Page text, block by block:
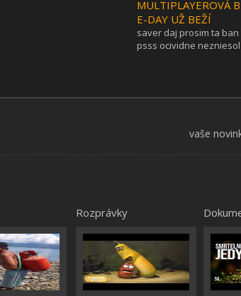
MULTIPLAYEROVÁ
E-DAY UŽ BEŽÍ
saver daj prosim ta
psss ocividne
vaše
Rozprávky